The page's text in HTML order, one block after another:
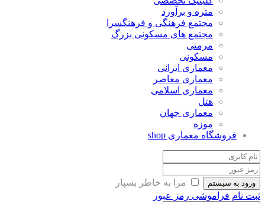
متره و برآورد
مجتمع فرهنگی و فرهنگسرا
مجتمع های مسکونی بزرگ
مرمتی
مسکونی
معماری ایرانی
معماری معاصر
معماری اسلامی
هتل
معماری جهان
موزه
فروشگاه معماری shop
ورود به سیستم
مرا به خاطر بسپار
ثبت نام فراموشی رمز عبور